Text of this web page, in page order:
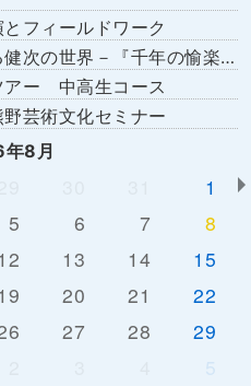
フィールドワーク
－『千年の愉楽』『奇蹟』より－」
ー 中高生コース
芸術文化セミナー
8月
1
5 6 7
8
12 13 14
15
19 20 21
22
27 28
29
5